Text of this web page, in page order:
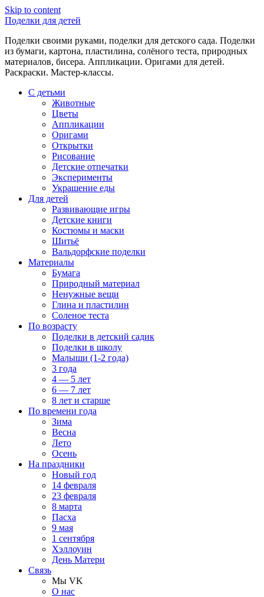
Skip to content
Поделки для детей
Поделки своими руками, поделки для детского сада. Поделки
из бумаги, картона, пластилина, солёного теста, природных
материалов, бисера. Аппликации. Оригами для детей.
Раскраски. Мастер-классы.
С детьми
Животные
Цветы
Аппликации
Оригами
Открытки
Рисование
Детские отпечатки
Эксперименты
Украшение еды
Для детей
Развивающие игры
Детские книги
Костюмы и маски
Шитьё
Вальдорфские поделки
Материалы
Бумага
Природный материал
Ненужные вещи
Глина и пластилин
Соленое теста
По возрасту
Поделки в детский садик
Поделки в школу
Малыши (1-2 года)
3 года
4 — 5 лет
6 — 7 лет
8 лет и старше
По времени года
Зима
Весна
Лето
Осень
На праздники
Новый год
14 февраля
23 февраля
8 марта
Пасха
9 мая
1 сентября
Хэллоуин
День Матери
Связь
Мы VK
О нас